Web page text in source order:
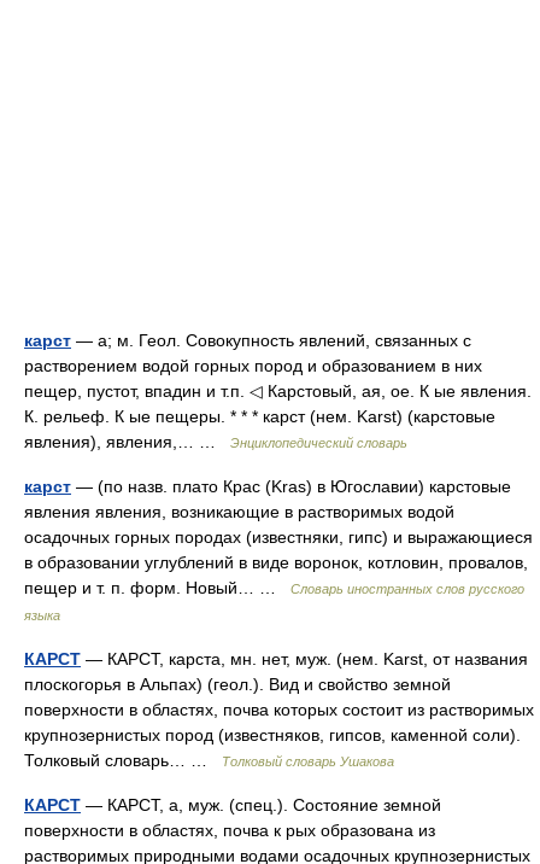
карст — а; м. Геол. Совокупность явлений, связанных с
растворением водой горных пород и образованием в них
пещер, пустот, впадин и т.п. ◁ Карстовый, ая, ое. К ые явления.
К. рельеф. К ые пещеры. * * * карст (нем. Karst) (карстовые
явления), явления,… …
Энциклопедический словарь
карст — (по назв. плато Крас (Kras) в Югославии) карстовые
явления явления, возникающие в растворимых водой
осадочных горных породах (известняки, гипс) и выражающиеся
в образовании углублений в виде воронок, котловин, провалов,
пещер и т. п. форм. Новый… …
Словарь иностранных слов русского
языка
КАРСТ — КАРСТ, карста, мн. нет, муж. (нем. Karst, от названия
плоскогорья в Альпах) (геол.). Вид и свойство земной
поверхности в областях, почва которых состоит из растворимых
крупнозернистых пород (известняков, гипсов, каменной соли).
Толковый словарь… …
Толковый словарь Ушакова
КАРСТ — КАРСТ, а, муж. (спец.). Состояние земной
поверхности в областях, почва к рых образована из
растворимых природными водами осадочных крупнозернистых